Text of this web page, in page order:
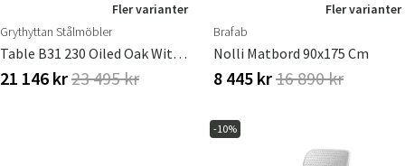
Fler varianter
Grythyttan Stålmöbler
Table B31 230 Oiled Oak With Hot Galvanized Base
21 146 kr23 495 kr
Fler varianter
Brafab
Nolli Matbord 90x175 Cm
8 445 kr16 890 kr
-10%